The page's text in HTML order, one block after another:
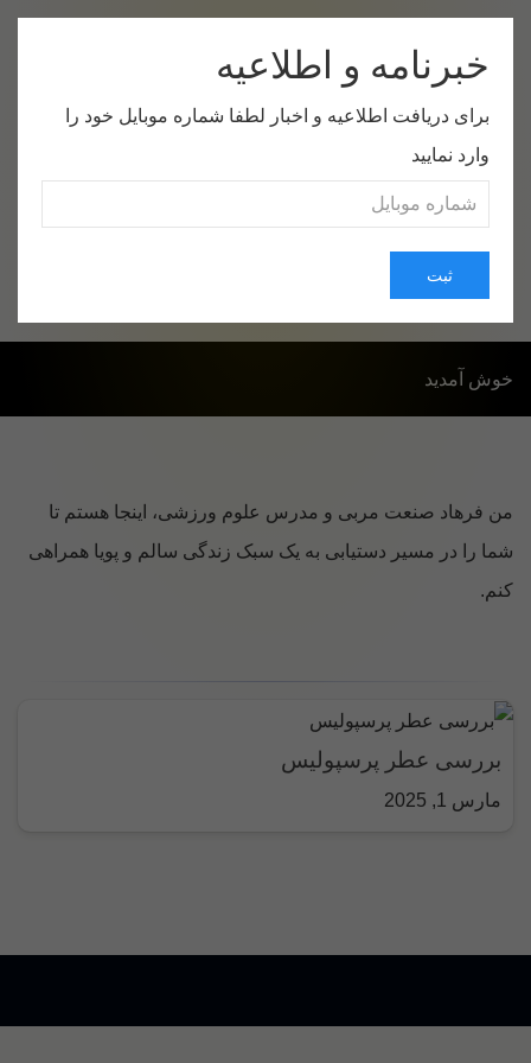
صفحه اول
خوش آمدید
من فرهاد صنعت مربی و مدرس علوم ورزشی، اینجا هستم تا
شما را در مسیر دستیابی به یک سبک زندگی سالم و پویا همراهی
کنم.
بررسی عطر پرسپولیس
مارس 1, 2025
خبرنامه و اطلاعیه
برای دریافت اطلاعیه و اخبار لطفا شماره موبایل خود را
وارد نمایید
ثبت